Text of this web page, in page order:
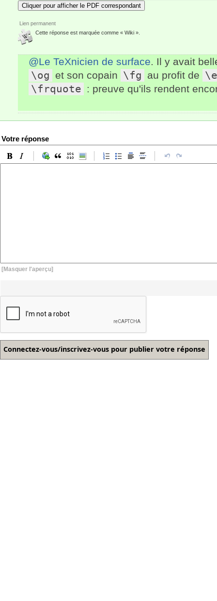
Cliquer pour afficher le PDF correspondant
Lien permanent
Cette réponse est marquée comme « Wiki ».
@Le TeXnicien de surface. Il y avait
\og et son copain \fg au profit de
\frquote
: preuve qu'ils rendent
Votre réponse
[Masquer l'aperçu]